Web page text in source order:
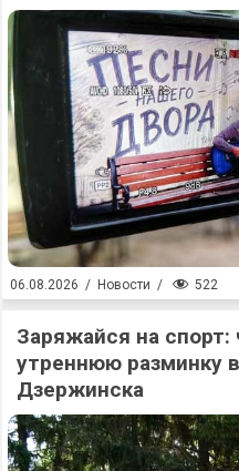
06.08.2026 / Новости / 522
Заряжайся на
утреннюю разминку
Дзержинска